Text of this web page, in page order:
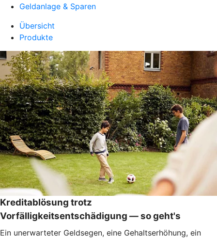
Geldanlage & Sparen
Übersicht
Produkte
Kreditablösung trotz
Vorfälligkeitsentschädigung — so geht's
Ein unerwarteter Geldsegen, eine Gehaltserhöhung, ein